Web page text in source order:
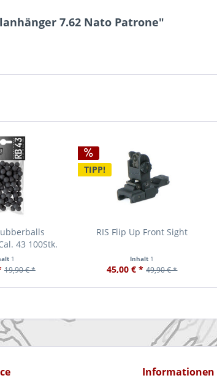
7.62 Nato Patrone"
43 100Stk.
1
19,90 € *
TIPP!
RIS Flip Up Front Sight
Inhalt 1
45,00 € * 49,90 € *
Informationen